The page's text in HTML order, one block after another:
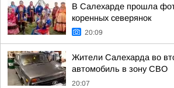
В Салехарде прошла
коренных северянок
20:09
Жители Салехарда во
автомобиль в зону СВО
20:07